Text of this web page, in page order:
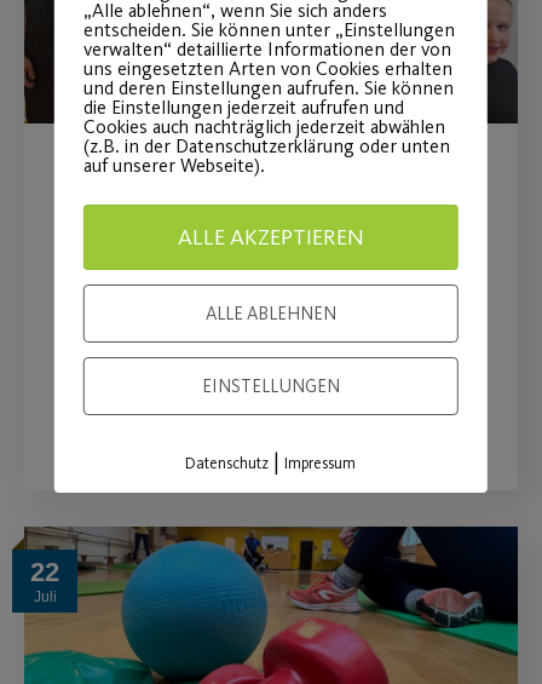
JEDER MENSCH – Große
Tanzshows in der Stadthalle
Fürth!
Jetzt noch schnell Tickets sichern!
WEITERLESEN
22
Juli
„Alle ablehnen“, wenn Sie sich anders
entscheiden. Sie können unter „Einstellungen
verwalten“ detaillierte Informationen der von
uns eingesetzten Arten von Cookies erhalten
und deren Einstellungen aufrufen. Sie können
die Einstellungen jederzeit aufrufen und
Cookies auch nachträglich jederzeit abwählen
(z.B. in der Datenschutzerklärung oder unten
auf unserer Webseite).
ALLE AKZEPTIEREN
ALLE ABLEHNEN
EINSTELLUNGEN
Datenschutz |Impressum